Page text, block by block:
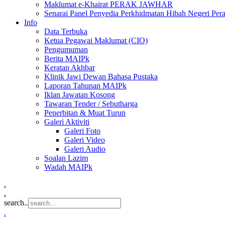
Maklumat e-Khairat PERAK JAWHAR
Senarai Panel Penyedia Perkhidmatan Hibah Negeri
Info
Data Terbuka
Ketua Pegawai Maklumat (CIO)
Pengumuman
Berita MAIPk
Keratan Akhbar
Klinik Jawi Dewan Bahasa Pustaka
Laporan Tahunan MAIPk
Iklan Jawatan Kosong
Tawaran Tender / Sebutharga
Penerbitan & Muat Turun
Galeri Aktiviti
Galeri Foto
Galeri Video
Galeri Audio
Soalan Lazim
Wadah MAIPk
.
.
search..
.